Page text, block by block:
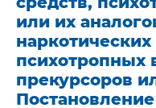
или их
наркотических
психотропных
прекурсоров